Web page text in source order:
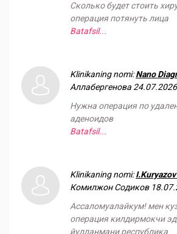
Сколько будет стоить
операция потянуть лица
Batafsil...
Klinikaning nomi:Nano
Аллабергенова
Нужна операция по
аденоидов
Batafsil...
Klinikaning nomi:
Комилжон Содиков
Ассаломуалайкум! мен
операция килдирмокчи
йулланмани республика